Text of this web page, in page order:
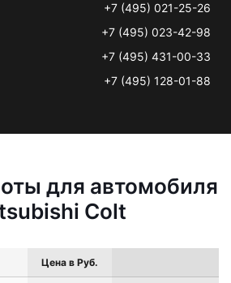
+7 (495) 021-25-26
+7 (495) 023-42-98
+7 (495) 431-00-33
+7 (495) 128-01-88
для автомобиля
Colt
Цена в Руб.